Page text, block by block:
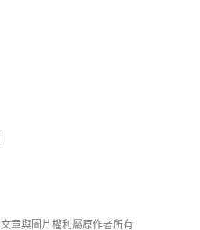
文章與圖片權利屬原作者所有